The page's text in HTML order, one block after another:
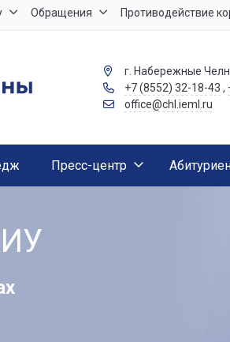
Обращения Противодействие
г. Набережные
+7 (8552) 32-18-43 ,
office@chl.ieml.ru
Пресс-центр